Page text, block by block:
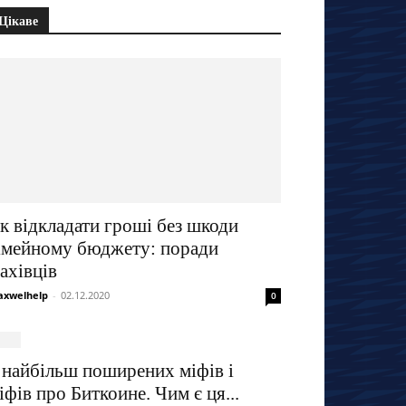
відкладати гроші без шкоди
бюджету: поради
- 02.12.2020 0
поширених міфів і
про Биткоине. Чим є ця...